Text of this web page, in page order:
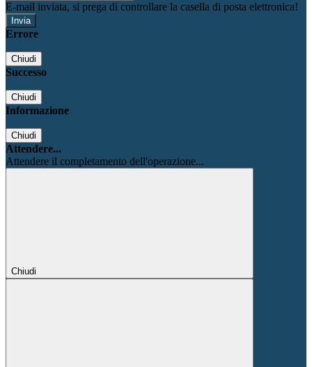
E-mail inviata, si prega di controllare la casella di posta elettronica!
Errore
Chiudi
Successo
Chiudi
Informazione
Chiudi
Attendere...
Attendere il completamento dell'operazione...
Chiudi